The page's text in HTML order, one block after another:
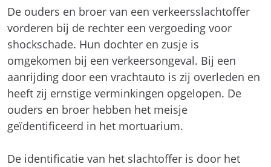
De ouders en broer van een verkeersslachtoffer
vorderen bij de rechter een vergoeding voor
shockschade. Hun dochter en zusje is
omgekomen bij een verkeersongeval. Bij een
aanrijding door een vrachtauto is zij overleden en
heeft zij ernstige verminkingen opgelopen. De
ouders en broer hebben het meisje
geïdentificeerd in het mortuarium.
De identificatie van het slachtoffer is door het